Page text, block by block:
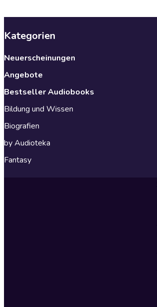
Kategorien
Neuerscheinungen
Angebote
Bestseller Audiobooks
Bildung und Wissen
Biografien
by Audioteka
Fantasy